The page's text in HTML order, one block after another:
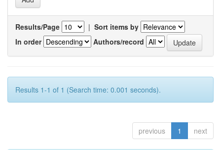
Results/Page | Sort items by
In order
Authors/record
Results 1-1 of 1 (Search time: 0.001 seconds).
previous 1 next